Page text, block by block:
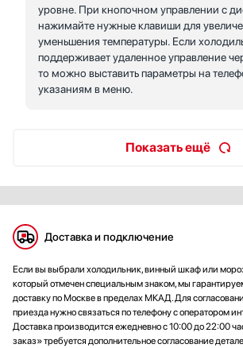
уровне. При кнопочном управлении с
нажимайте нужные клавиши для
уменьшения температуры. Если
поддерживает удаленное управление
то можно выставить параметры на
указаниям в меню.
Показать ещё
Доставка и подключение
Если вы выбрали холодильник, винный шкаф или
который отмечен специальным знаком, мы
доставку по Москве в пределах МКАД. Для
приезда нужно связаться по телефону с оператором
Доставка производится ежедневно с 10:00 до 22:00
заказ» требуется дополнительное согласование